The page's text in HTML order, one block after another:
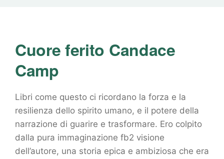
Cuore ferito Candace
Camp
Libri come questo ci ricordano la forza e la
resilienza dello spirito umano, e il potere della
narrazione di guarire e trasformare. Ero colpito
dalla pura immaginazione fb2 visione
dell’autore, una storia epica e ambiziosa che era